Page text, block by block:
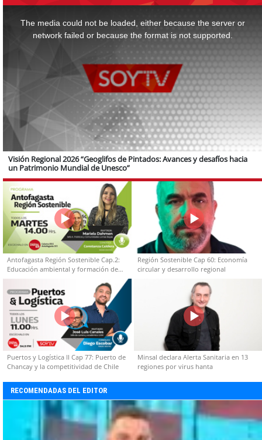
The media could not be loaded, either because the server or
network failed or because the format is not supported.
Visión Regional 2026 “Geoglifos de Pintados: Avances y desafíos hacia
un Patrimonio Mundial de Unesco”
Antofagasta Región Sostenible Cap.2:
Educación ambiental y formación de
capacidades técnicas
Región Sostenible Cap 60: Economía
circular y desarrollo regional
Puertos y Logística II Cap 77: Puerto de
Chancay y la competitividad de Chile
Minsal declara Alerta Sanitaria en 13
regiones por virus hanta
RECOMENDADAS DEL EDITOR